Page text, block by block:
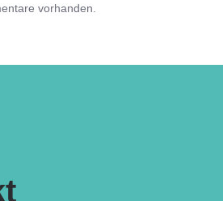
vorhanden.